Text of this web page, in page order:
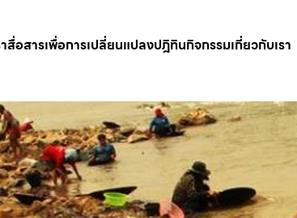
สื่อสารเพื่อการเปลี่ยนแปลงปฎิทินกิจกรรมเกี่ยวกับเรา